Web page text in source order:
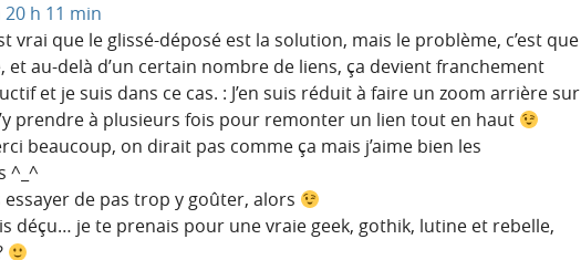
20 h 11 min
vrai que le glissé-déposé est la solution, mais le problème, c’est que
et au-delà d’un certain nombre de liens, ça devient franchement
et je suis dans ce cas. : J’en suis réduit à faire un zoom arrière sur
prendre à plusieurs fois pour remonter un lien tout en haut
beaucoup, on dirait pas comme ça mais j’aime bien les
^_^
essayer de pas trop y goûter, alors
déçu… je te prenais pour une vraie geek, gothik, lutine et rebelle,